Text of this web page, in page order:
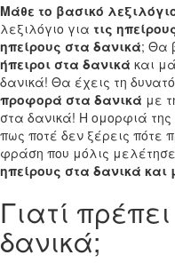
Μάθε το βασικό
λεξιλόγιο για τις
ηπείρους στα δανικά; Θα
ήπειροι στα δανικά και
δανικά! Θα έχεις τη
προφορά στα δανικά με
στα δανικά! Η ομορφιά
πως ποτέ δεν ξέρεις πότε
φράση που μόλις
ηπείρους στα δανικά και
Γιατί
δανικά;